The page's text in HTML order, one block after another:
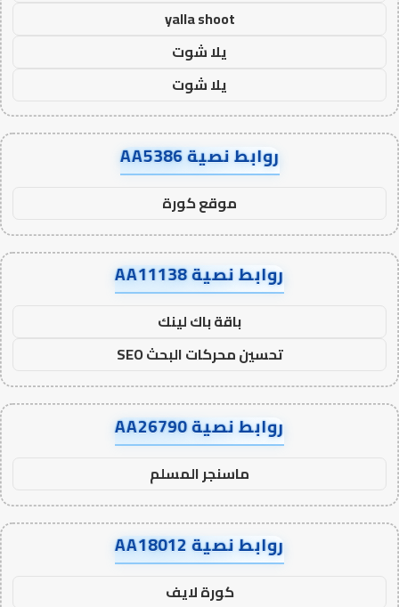
yalla shoot
يلا شوت
يلا شوت
روابط نصية AA5386
موقع كورة
روابط نصية AA11138
باقة باك لينك
تحسين محركات البحث SEO
روابط نصية AA26790
ماسنجر المسلم
روابط نصية AA18012
كورة لايف